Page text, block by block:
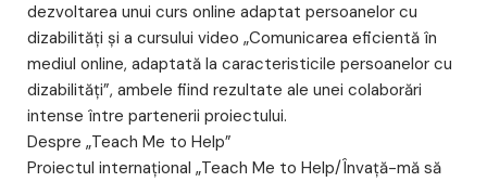
dezvoltarea unui curs online adaptat persoanelor cu
dizabilități și a cursului video „Comunicarea eficientă în
mediul online, adaptată la caracteristicile persoanelor cu
dizabilități”, ambele fiind rezultate ale unei colaborări
intense între partenerii proiectului.
Despre „Teach Me to Help”
Proiectul internațional „Teach Me to Help/Învață-mă să